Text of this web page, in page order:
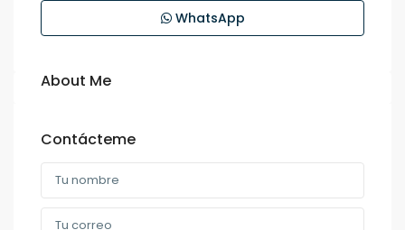
WhatsApp
About Me
Contácteme